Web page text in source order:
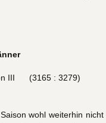
III (3165 : 3279)
wohl weiterhin nicht